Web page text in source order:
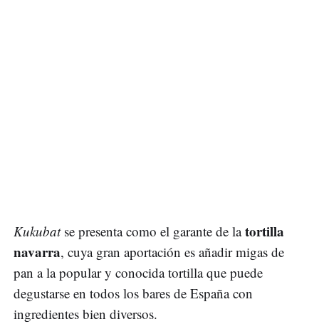
Kukubat se presenta como el garante de latortilla
navarra, cuya gran aportación es añadir migas de
pan a la popular y conocida tortilla que puede
degustarse en todos los bares de España con
ingredientes bien diversos.